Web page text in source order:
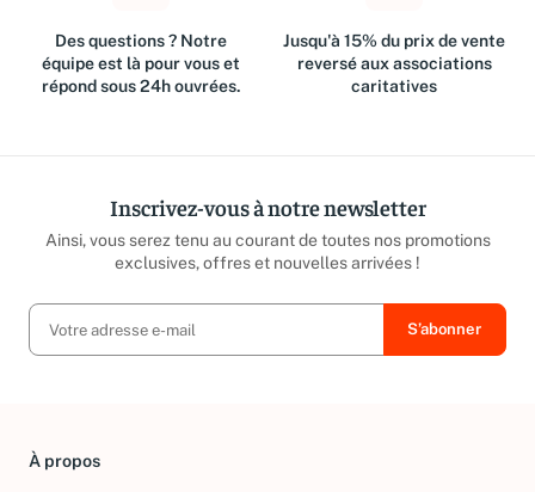
Des questions ? Notre
équipe est là pour vous et
répond sous 24h ouvrées.
Jusqu'à 15% du prix de vente
reversé aux associations
caritatives
Inscrivez-vous à notre newsletter
Ainsi, vous serez tenu au courant de toutes nos promotions
exclusives, offres et nouvelles arrivées !
À propos